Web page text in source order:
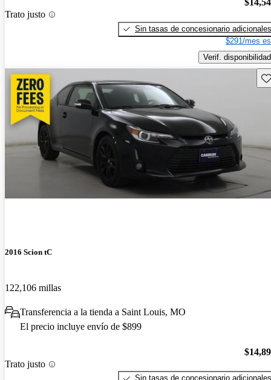
Trato justo
Sin tasas de concesionario adicionales
$291/mes
Verif. disponibilidad
2016 Scion tC
122,106 millas
Transferencia a la tienda a Saint Louis, MO
El precio incluye envío de $899
Trato justo
Sin tasas de concesionario adicionales